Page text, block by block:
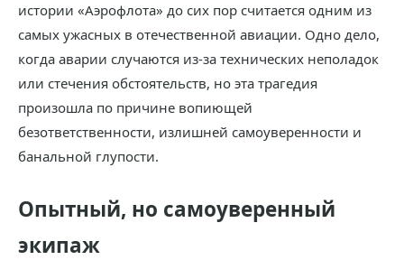
истории «Аэрофлота» до сих пор считается одним из
самых ужасных в отечественной авиации. Одно дело,
когда аварии случаются из-за технических неполадок
или стечения обстоятельств, но эта трагедия
произошла по причине вопиющей
безответственности, излишней самоуверенности и
банальной глупости.
Опытный, но самоуверенный
экипаж